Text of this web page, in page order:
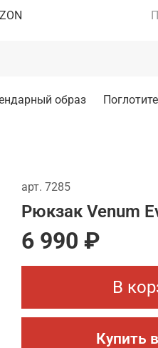
образ
арт. 7285
Рюкзак Venum
6 990 ₽
В
Купить